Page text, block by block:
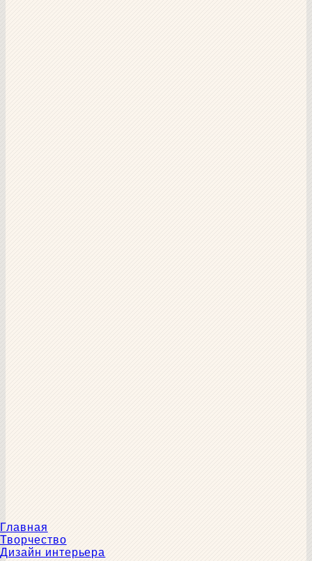
Главная
Творчество
Дизайн интерьера